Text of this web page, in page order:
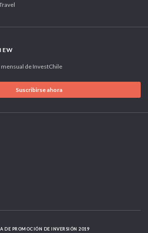
de InvestChile
Suscribirse ahora
DE PROMOCIÓN DE INVERSIÓN 2019